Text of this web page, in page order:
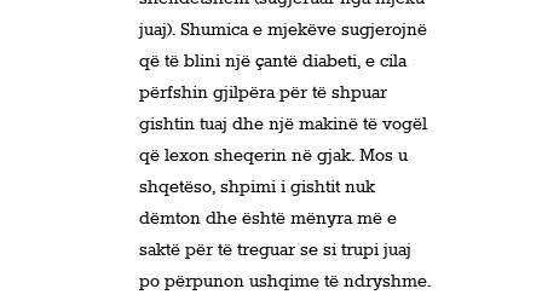
juaj). Shumica e mjekëve sugjerojnë
që të blini një çantë diabeti, e cila
përfshin gjilpëra për të shpuar
gishtin tuaj dhe një makinë të vogël
që lexon sheqerin në gjak. Mos u
shqetëso, shpimi i gishtit nuk
dëmton dhe është mënyra më e
saktë për të treguar se si trupi juaj
po përpunon ushqime të ndryshme.